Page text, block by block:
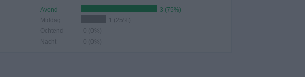
Avond
3 (75%)
Middag
1 (25%)
Ochtend
0 (0%)
Nacht
0 (0%)